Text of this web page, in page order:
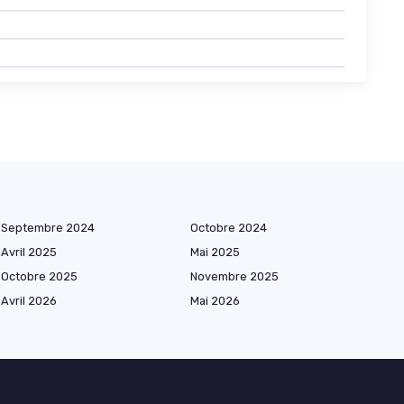
Septembre 2024
Octobre 2024
Avril 2025
Mai 2025
Octobre 2025
Novembre 2025
Avril 2026
Mai 2026